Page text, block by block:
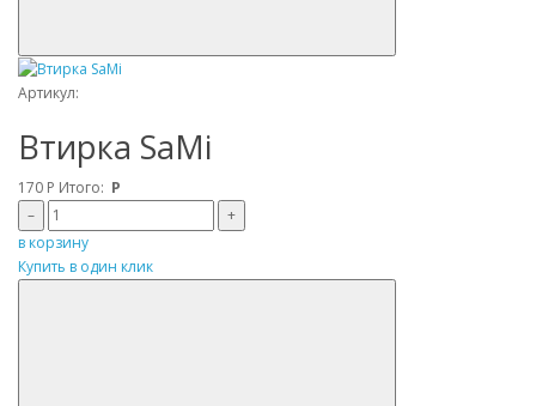
Артикул:
Втирка SaMi
170 Р Итого: Р
–
+
в корзину
Купить в один клик